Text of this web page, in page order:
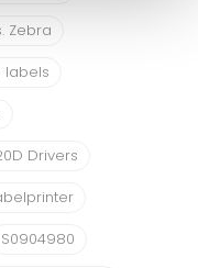
Zebra
labels
Drivers
S0904980